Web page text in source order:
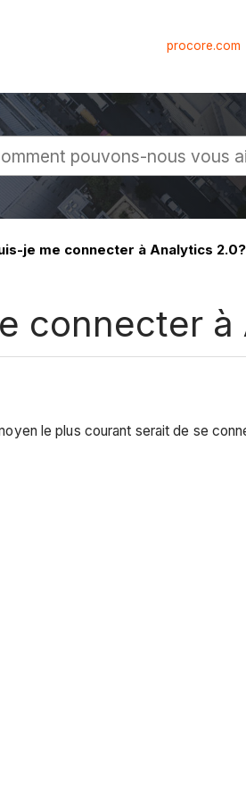
procore.com
globale
je me connecter à Analytics 2.0?
connecter à
le plus courant serait de se